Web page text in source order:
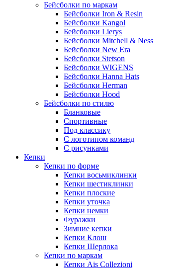
Бейсболки по маркам
Бейсболки Iron & Resin
Бейсболки Kangol
Бейсболки Lierys
Бейсболки Mitchell & Ness
Бейсболки New Era
Бейсболки Stetson
Бейсболки WIGENS
Бейсболки Hanna Hats
Бейсболки Herman
Бейсболки Hood
Бейсболки по стилю
Бланковые
Спортивные
Под классику
С логотипом команд
С рисунками
Кепки
Кепки по форме
Кепки восьмиклинки
Кепки шестиклинки
Кепки плоские
Кепки уточка
Кепки немки
Фуражки
Зимние кепки
Кепки Клош
Кепки Шерлока
Кепки по маркам
Кепки Ais Collezioni